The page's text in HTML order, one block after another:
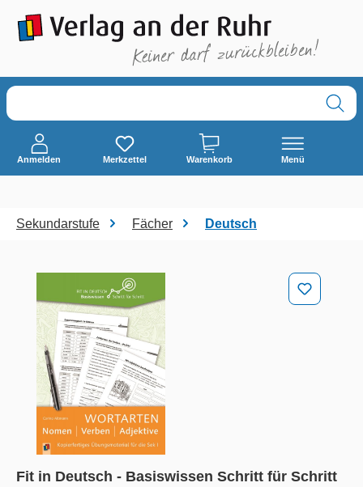
springen
Anmelden Merkzettel Warenkorb Menü
Sekundarstufe Fächer Deutsch
Bildergalerie überspringen
Fit in Deutsch - Basiswissen Schritt für Schritt